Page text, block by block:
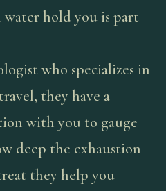
hold you is part
who specializes in
they have a
with you to gauge
deep the exhaustion
they help you